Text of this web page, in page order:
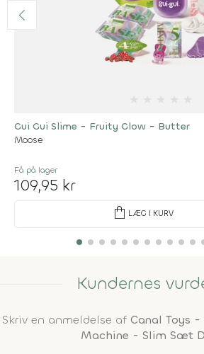
Gui Gui Slime - Fruity Glow - Butter
Moose
Få på lager
109,95 kr
shopping_bag LÆG I KURV
Kundernes
Skriv en anmeldelse af Canal Toys
Machine - Slim Sæt